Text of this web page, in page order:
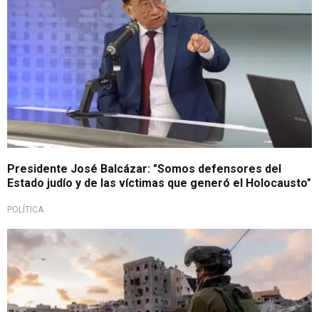
Presidente José Balcázar: "Somos defensores del
Estado judío y de las víctimas que generó el Holocausto"
POLÍTICA
Tensión en Europa